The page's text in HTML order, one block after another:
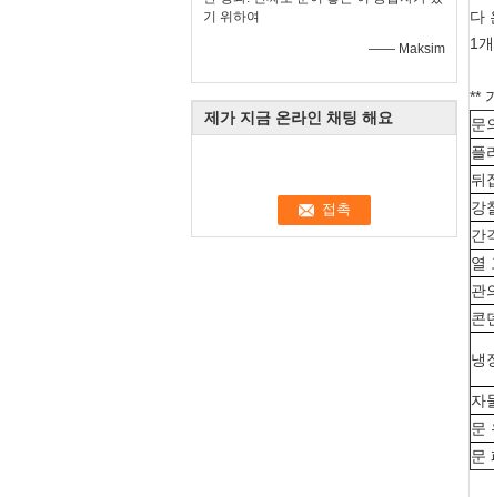
기 위하여
—— Maksim
제가 지금 온라인 채팅 해요
다
1
**
문
플
뒤
강
간
열
관
콘
냉
자
문
문